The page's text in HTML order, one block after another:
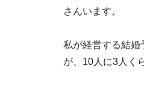
さんいます。
私が経営する結婚
が、10人に3人く